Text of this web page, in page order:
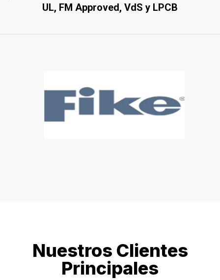
UL, FM Approved, VdS y LPCB
Nuestros Clientes
Principales